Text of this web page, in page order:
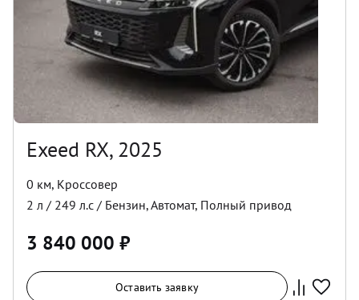
Exeed RX, 2025
0 км, Кроссовер
2 л / 249 л.с / Бензин,Автомат, Полный привод
3 840 000 ₽
Оставить заявку